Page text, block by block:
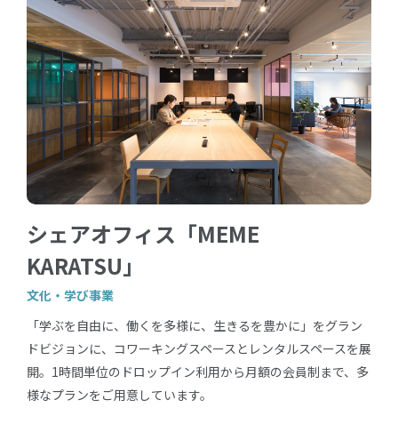
シェアオフィス「MEME
KARATSU」
文化・学び事業
「学ぶを自由に、働くを多様に、生きるを豊かに」をグラン
ドビジョンに、コワーキングスペースとレンタルスペースを展
開。1時間単位のドロップイン利用から月額の会員制まで、多
様なプランをご用意しています。